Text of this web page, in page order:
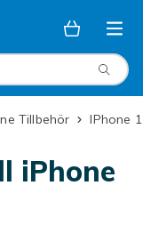
Tillbehör iPhone
iPhone